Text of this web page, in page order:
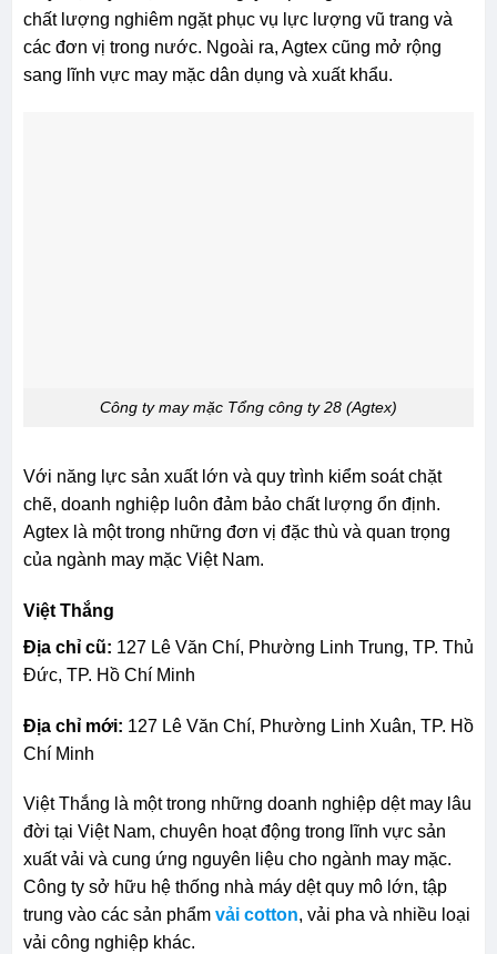
chất lượng nghiêm ngặt phục vụ lực lượng vũ trang và
các đơn vị trong nước. Ngoài ra, Agtex cũng mở rộng
sang lĩnh vực may mặc dân dụng và xuất khẩu.
Công ty may mặc Tổng công ty 28 (Agtex)
Với năng lực sản xuất lớn và quy trình kiểm soát chặt
chẽ, doanh nghiệp luôn đảm bảo chất lượng ổn định.
Agtex là một trong những đơn vị đặc thù và quan trọng
của ngành may mặc Việt Nam.
Việt Thắng
Địa chỉ cũ: 127 Lê Văn Chí, Phường Linh Trung, TP. Thủ
Đức, TP. Hồ Chí Minh
Địa chỉ mới: 127 Lê Văn Chí, Phường Linh Xuân, TP. Hồ
Chí Minh
Việt Thắng là một trong những doanh nghiệp dệt may lâu
đời tại Việt Nam, chuyên hoạt động trong lĩnh vực sản
xuất vải và cung ứng nguyên liệu cho ngành may mặc.
Công ty sở hữu hệ thống nhà máy dệt quy mô lớn, tập
trung vào các sản phẩm vải cotton, vải pha và nhiều loại
vải công nghiệp khác.